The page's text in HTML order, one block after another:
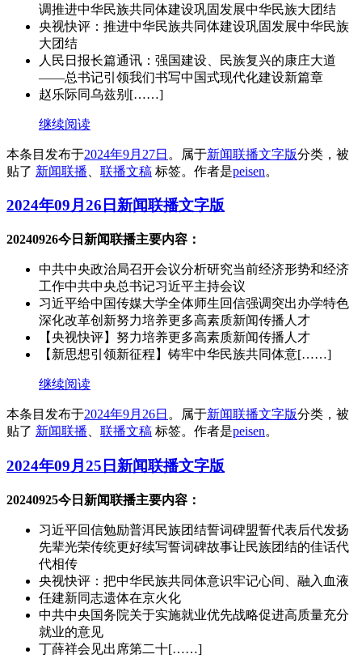
调推进中华民族共同体建设巩固发展中华民族大团结
央视快评：推进中华民族共同体建设巩固发展中华民族
大团结
人民日报长篇通讯：强国建设、民族复兴的康庄大道
——总书记引领我们书写中国式现代化建设新篇章
赵乐际同乌兹别[……]
继续阅读
本条目发布于2024年9月27日 。属于新闻联播文字版分类，被
贴了 新闻联播 联播文稿 标签。 作者是peisen。
2024年09月26日新闻联播文字版
20240926今日新闻联播主要内容：
中共中央政治局召开会议分析研究当前经济形势和经济
工作中共中央总书记习近平主持会议
习近平给中国传媒大学全体师生回信强调突出办学特色
深化改革创新努力培养更多高素质新闻传播人才
【央视快评】努力培养更多高素质新闻传播人才
【新思想引领新征程】铸牢中华民族共同体意[……]
继续阅读
本条目发布于2024年9月26日 。属于新闻联播文字版分类，被
贴了 新闻联播 联播文稿 标签。 作者是peisen。
2024年09月25日新闻联播文字版
20240925今日新闻联播主要内容：
习近平回信勉励普洱民族团结誓词碑盟誓代表后代发扬
先辈光荣传统更好续写誓词碑故事让民族团结的佳话代
代相传
央视快评：把中华民族共同体意识牢记心间、融入血液
任建新同志遗体在京火化
中共中央国务院关于实施就业优先战略促进高质量充分
就业的意见
丁薛祥会见出席第二十[……]